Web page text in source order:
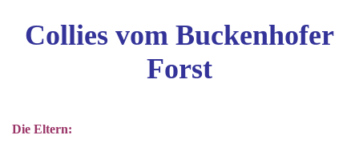
Collies vom Buckenhofer
Forst
Die Eltern: